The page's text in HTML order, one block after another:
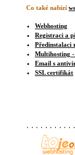
Co také nabízí
Webhosting
Registraci a
Předinstalaci
Multihosting -
Email s
SSL certifikát